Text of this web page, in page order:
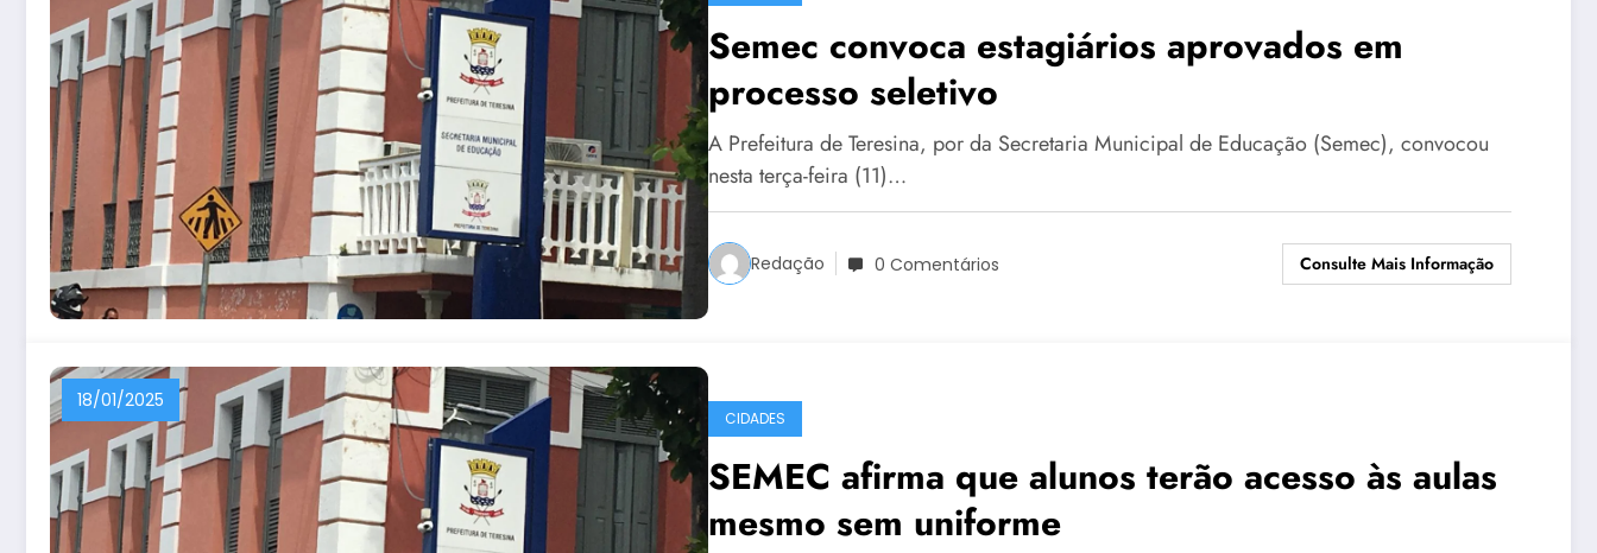
Semec convoca estagiários aprovados em
processo seletivo
A Prefeitura de Teresina, por da Secretaria Municipal de Educação (Semec), convocou
nesta terça-feira (11)…
Redação 0 Comentários Consulte Mais Informação
18/01/2025
CIDADES
SEMEC afirma que alunos terão acesso às aulas
mesmo sem uniforme